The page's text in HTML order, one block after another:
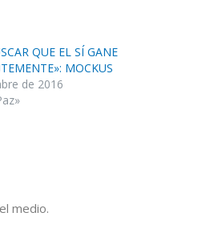
QUE EL SÍ GANE
MOCKUS
de 2016
medio.